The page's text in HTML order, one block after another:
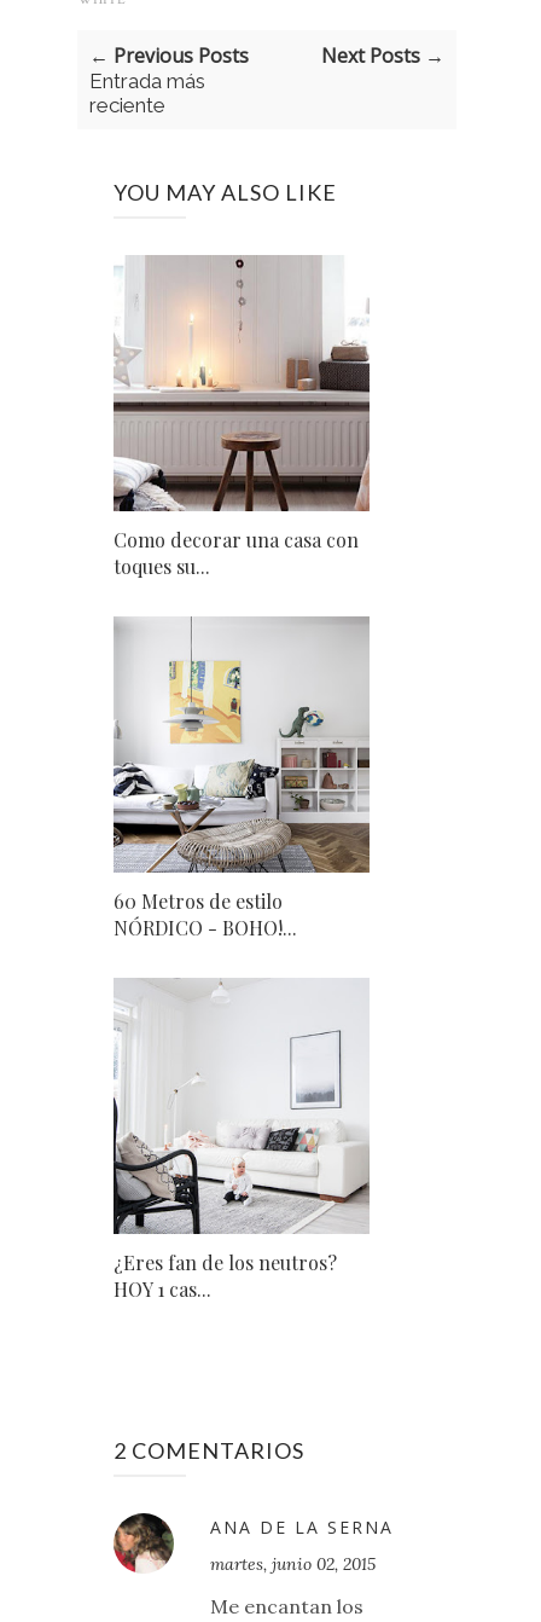
← Previous Posts
Entrada más
reciente
Next Posts →
YOU MAY ALSO LIKE
Como decorar una casa con
toques su...
60 Metros de estilo
NÓRDICO - BOHO!...
¿Eres fan de los neutros?
HOY 1 cas...
2 COMENTARIOS
ANA DE LA SERNA
martes, junio 02, 2015
Me encantan los